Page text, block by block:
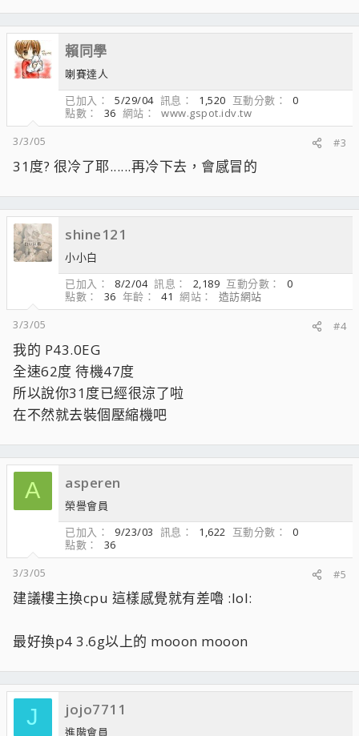
賴同學
喇賽達人
已加入
5/29/04 訊息 1,520 互動分數
0
點數
36 網站
www.gspot.idv.tw
3/3/05
#3
31度? 很冷了耶......再冷下去，會感冒的
shine121
小小白
已加入
8/2/04 訊息 2,189 互動分數
0
點數
36 年齡 41 網站
造訪網站
3/3/05
#4
我的 P43.0EG
全速62度 待機47度
所以說你31度已經很涼了啦
在不然就去裝個壓縮機吧
A asperen
榮譽會員
已加入
9/23/03 訊息 1,622 互動分數
0
點數
36
3/3/05
#5
建議樓主換cpu 這樣感覺就有差嚕 :lol:
最好換p4 3.6g以上的 mooon mooon
J jojo7711
進階會員